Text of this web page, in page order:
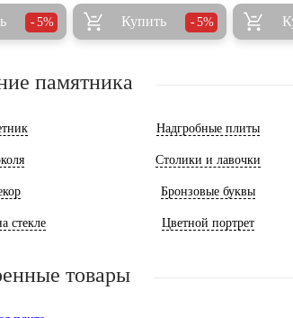
5% Купить 5%
памятника
Надгробные плиты
Столики и лавочки
Бронзовые буквы
стекле Цветной портрет
товары